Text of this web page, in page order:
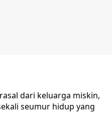
dari keluarga miskin,
seumur hidup yang